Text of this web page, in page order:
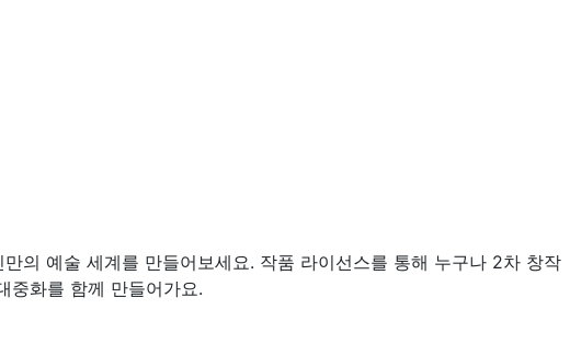
의 예술 세계를 만들어보세요. 작품 라이선스를 통해 누구나 2차 창작
중화를 함께 만들어가요.